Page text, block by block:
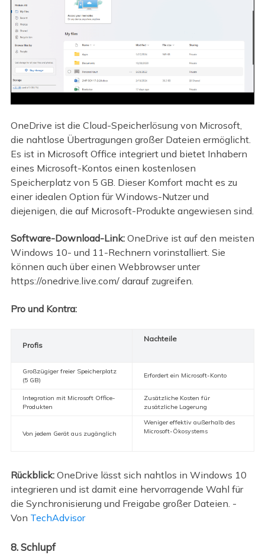
OneDrive ist die Cloud-Speicherlösung von Microsoft,
die nahtlose Übertragungen großer Dateien ermöglicht.
Es ist in Microsoft Office integriert und bietet Inhabern
eines Microsoft-Kontos einen kostenlosen
Speicherplatz von 5 GB. Dieser Komfort macht es zu
einer idealen Option für Windows-Nutzer und
diejenigen, die auf Microsoft-Produkte angewiesen sind.
Software-Download-Link:OneDrive ist auf den meisten
Windows 10- und 11-Rechnern vorinstalliert. Sie
können auch über einen Webbrowser unter
https://onedrive.live.com/ darauf zugreifen.
Pro und Kontra:
Profis
Nachteile
Großzügiger freier Speicherplatz
(5 GB)
Erfordert ein Microsoft-Konto
Integration mit Microsoft Office-
Produkten
Zusätzliche Kosten für
zusätzliche Lagerung
Von jedem Gerät aus zugänglich
Weniger effektiv außerhalb des
Microsoft-Ökosystems
Rückblick:OneDrive lässt sich nahtlos in Windows 10
integrieren und ist damit eine hervorragende Wahl für
die Synchronisierung und Freigabe großer Dateien. -
Von TechAdvisor
8. Schlupf